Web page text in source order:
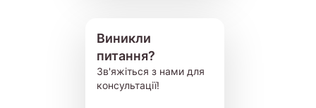
Виникли
питання?
Зв'яжіться з нами для
консультації!